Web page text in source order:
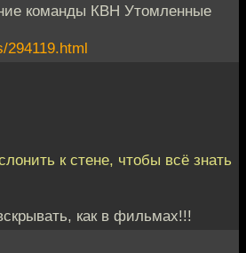
команды КВН Утомленные
294119.html
к стене, чтобы всё знать
как в фильмах!!!